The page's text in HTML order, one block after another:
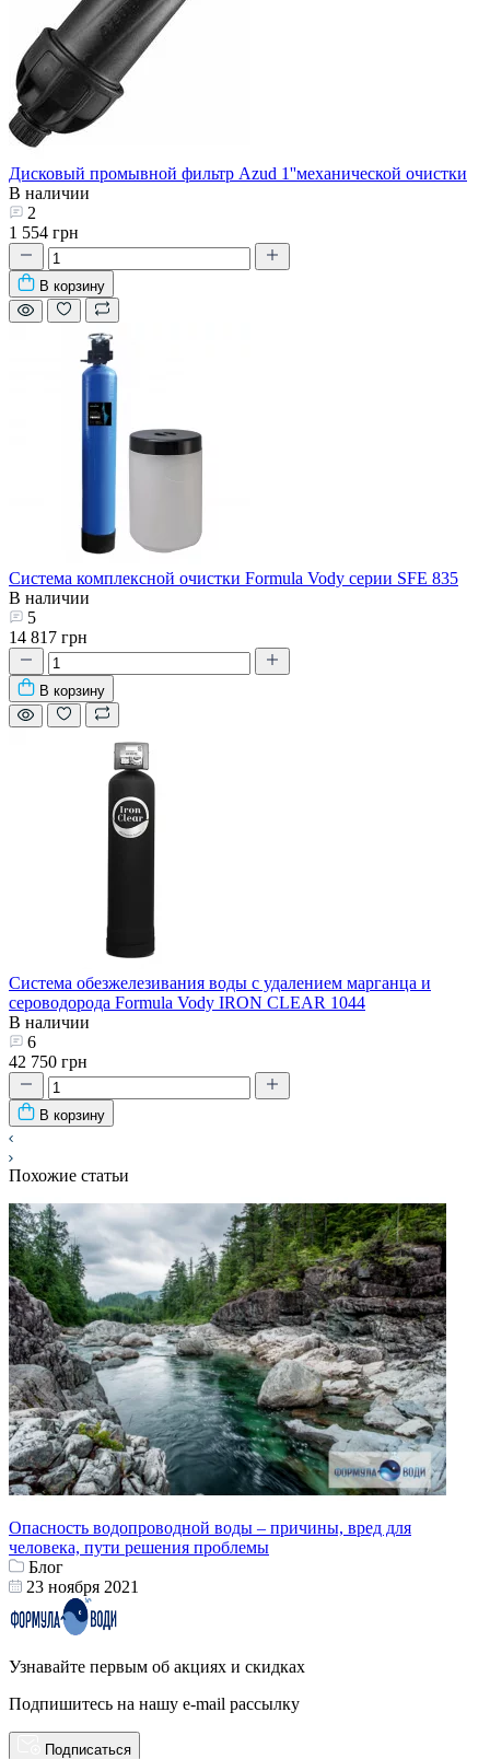
Дисковый промывной фильтр Azud 1''механической очистки
В наличии
2
1 554 грн
В корзину
Система комплексной очистки Formula Vody серии SFE 835
В наличии
5
14 817 грн
В корзину
Система обезжелезивания воды с удалением марганца и
сероводорода Formula Vody IRON CLEAR 1044
В наличии
6
42 750 грн
В корзину
Похожие статьи
Опасность водопроводной воды – причины, вред для
человека, пути решения проблемы
Блог
23 ноября 2021
Узнавайте первым об акциях и скидках
Подпишитесь на нашу e-mail рассылку
Подписаться